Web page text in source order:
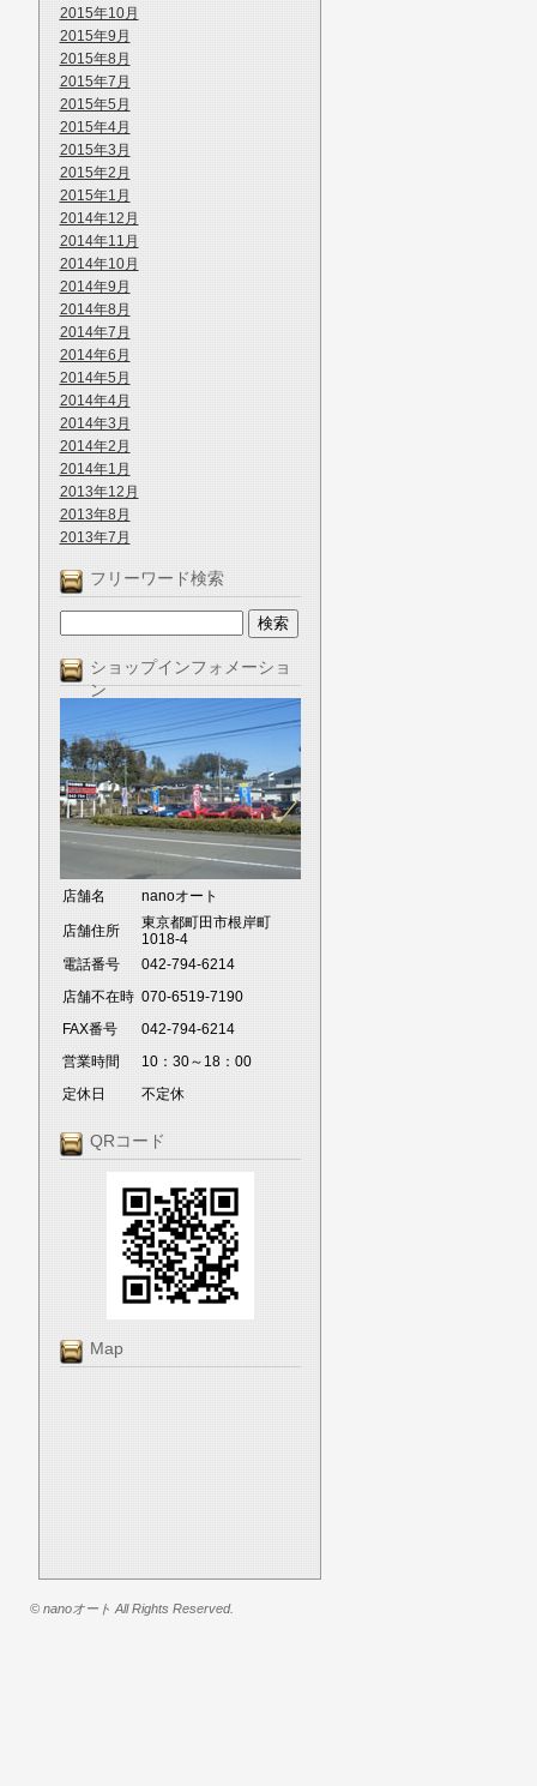
2015年10月
2015年9月
2015年8月
2015年7月
2015年5月
2015年4月
2015年3月
2015年2月
2015年1月
2014年12月
2014年11月
2014年10月
2014年9月
2014年8月
2014年7月
2014年6月
2014年5月
2014年4月
2014年3月
2014年2月
2014年1月
2013年12月
2013年8月
2013年7月
フリーワード検索
ショップインフォメーショ
ン
店舗名 nanoオート
店舗住所
東京都町田市根岸町
1018-4
電話番号
042-794-6214
店舗不在時 070-6519-7190
FAX番号
042-794-6214
営業時間
10：30～18：00
定休日
不定休
QRコード
Map
© nanoオート All Rights Reserved.